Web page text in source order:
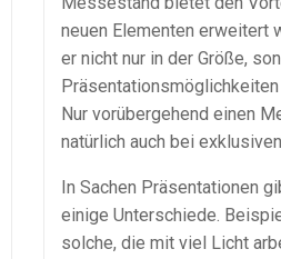
neuen Elementen erweitert
er nicht nur in der Größe,
Nur vorübergehend einen
natürlich auch bei
In Sachen Präsentationen
einige Unterschiede.
solche, die mit viel Licht